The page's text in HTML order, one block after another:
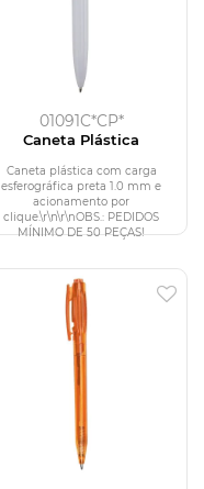
01091C*CP*
Caneta Plástica
Caneta plástica com carga
esferográfica preta 1.0 mm e
acionamento por
clique.\r\n\r\nOBS.: PEDIDOS
MÍNIMO DE 50 PEÇAS!